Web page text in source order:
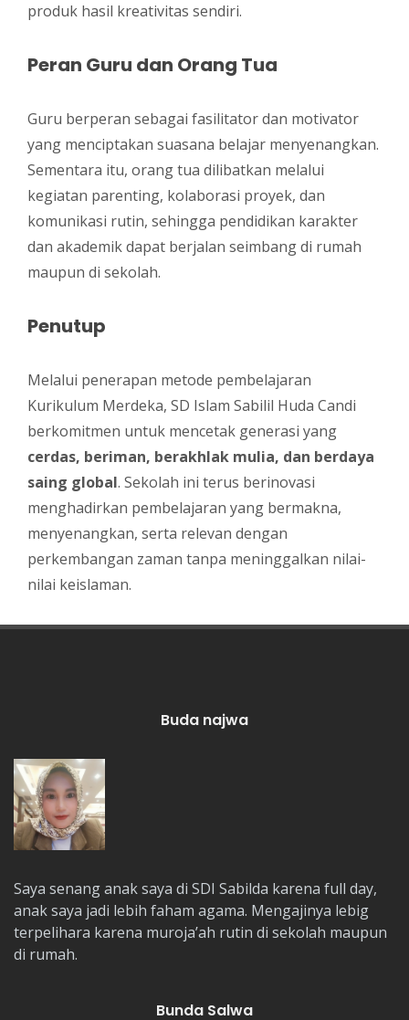
produk hasil kreativitas sendiri.
Peran Guru dan Orang Tua
Guru berperan sebagai fasilitator dan motivator
yang menciptakan suasana belajar menyenangkan.
Sementara itu, orang tua dilibatkan melalui
kegiatan parenting, kolaborasi proyek, dan
komunikasi rutin, sehingga pendidikan karakter
dan akademik dapat berjalan seimbang di rumah
maupun di sekolah.
Penutup
Melalui penerapan metode pembelajaran
Kurikulum Merdeka, SD Islam Sabilil Huda Candi
berkomitmen untuk mencetak generasi yang
cerdas, beriman, berakhlak mulia, dan berdaya
saing global. Sekolah ini terus berinovasi
menghadirkan pembelajaran yang bermakna,
menyenangkan, serta relevan dengan
perkembangan zaman tanpa meninggalkan nilai-
nilai keislaman.
Buda najwa
Saya senang anak saya di SDI Sabilda karena full day,
anak saya jadi lebih faham agama. Mengajinya lebig
terpelihara karena muroja’ah rutin di sekolah maupun
di rumah.
Bunda Salwa